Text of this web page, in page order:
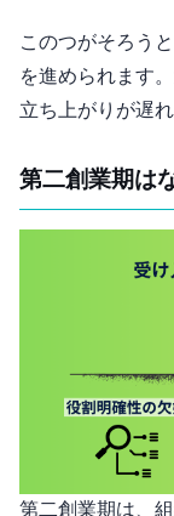
この3つがそろう
を進められます
立ち上がりが遅
第二創業期は
第二創業期は、